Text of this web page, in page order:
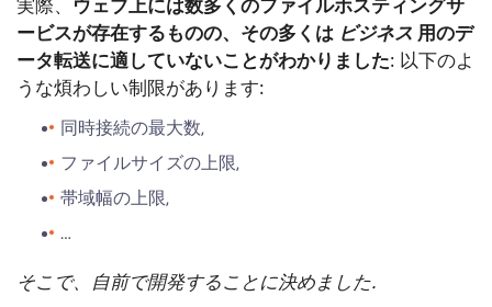
ービスが存在するものの、その多くは ビジネス 用のデ
ータ転送に適していないことがわかりました: 以下のよ
うな煩わしい制限があります:
同時接続の最大数,
ファイルサイズの上限,
帯域幅の上限,
…
そこで、自前で開発することに決めました.